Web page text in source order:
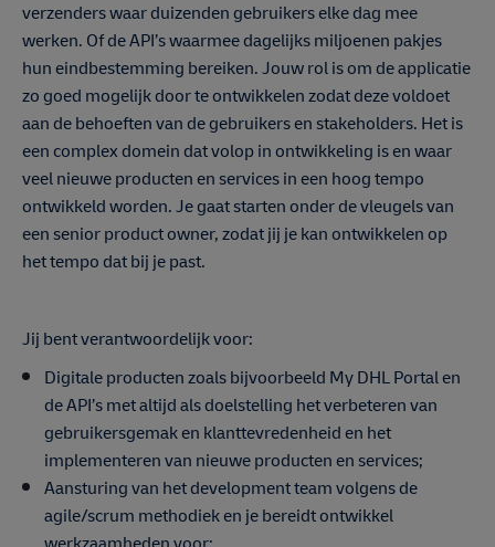
verzenders waar duizenden gebruikers elke dag mee
werken. Of de API’s waarmee dagelijks miljoenen pakjes
hun eindbestemming bereiken. Jouw rol is om de applicatie
zo goed mogelijk door te ontwikkelen zodat deze voldoet
aan de behoeften van de gebruikers en stakeholders. Het is
een complex domein dat volop in ontwikkeling is en waar
veel nieuwe producten en services in een hoog tempo
ontwikkeld worden. Je gaat starten onder de vleugels van
een senior product owner, zodat jij je kan ontwikkelen op
het tempo dat bij je past.
Jij bent verantwoordelijk voor:
Digitale producten zoals bijvoorbeeld My DHL Portal en
de API’s met altijd als doelstelling het verbeteren van
gebruikersgemak en klanttevredenheid en het
implementeren van nieuwe producten en services;
Aansturing van het development team volgens de
agile/scrum methodiek en je bereidt ontwikkel